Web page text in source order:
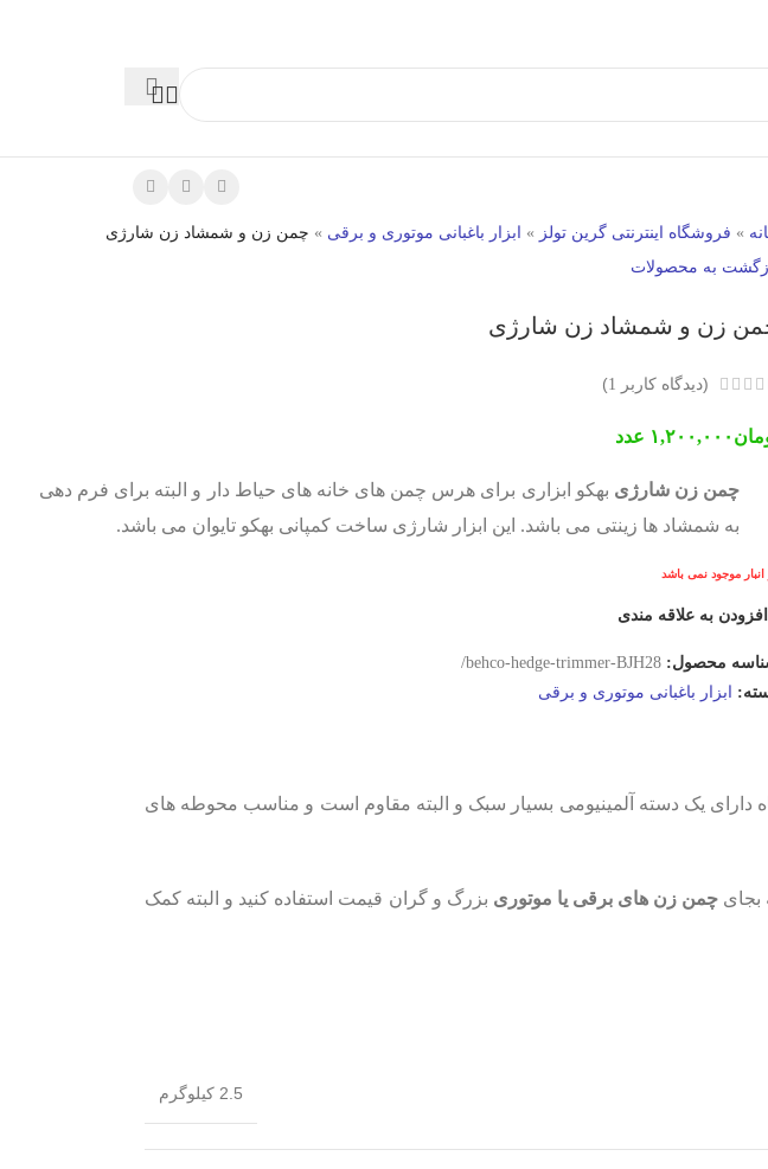
» فروشگاه اینترنتی گرین تولز » ابزار باغبانی موتوری و برقی » چمن زن و شمشاد زن شارژی
به محصولات
زن و شمشاد زن شارژی
(دیدگاه کاربر 1
)
۱,۲۰۰,۰۰۰ عدد
چمن زن شارژی بهکو ابزاری برای هرس چمن های خانه های حیاط دار و البته برای فرم دهی
به شمشاد ها زینتی می باشد. این ابزار شارژی ساخت کمپانی بهکو تایوان می باشد.
انبار موجود نمی باشد
افزودن به علاقه مندی
محصول: behco-hedge-trimmer-BJH28/
ابزار باغبانی موتوری و برقی
دارای یک دسته آلمینیومی بسیار سبک و البته مقاوم است و مناسب محوطه های
بجای چمن زن های برقی یا موتوری بزرگ و گران قیمت استفاده کنید و البته کمک
2.5 کیلوگرم